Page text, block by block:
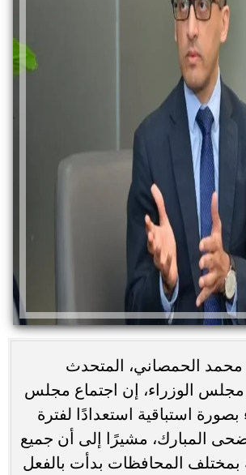
الحمصاني، المتحدث
الوزراء، إن اجتماع مجلس
استباقية استعدادًا لفترة
المبارك، مشيرًا إلى أن جميع
بمختلف المحافظات بدأت بالفعل